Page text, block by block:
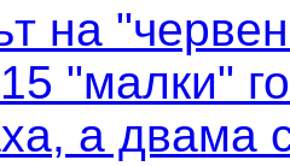
на
"малки"
а двама